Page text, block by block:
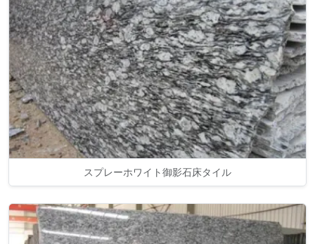
スプレーホワイト御影石床タイル